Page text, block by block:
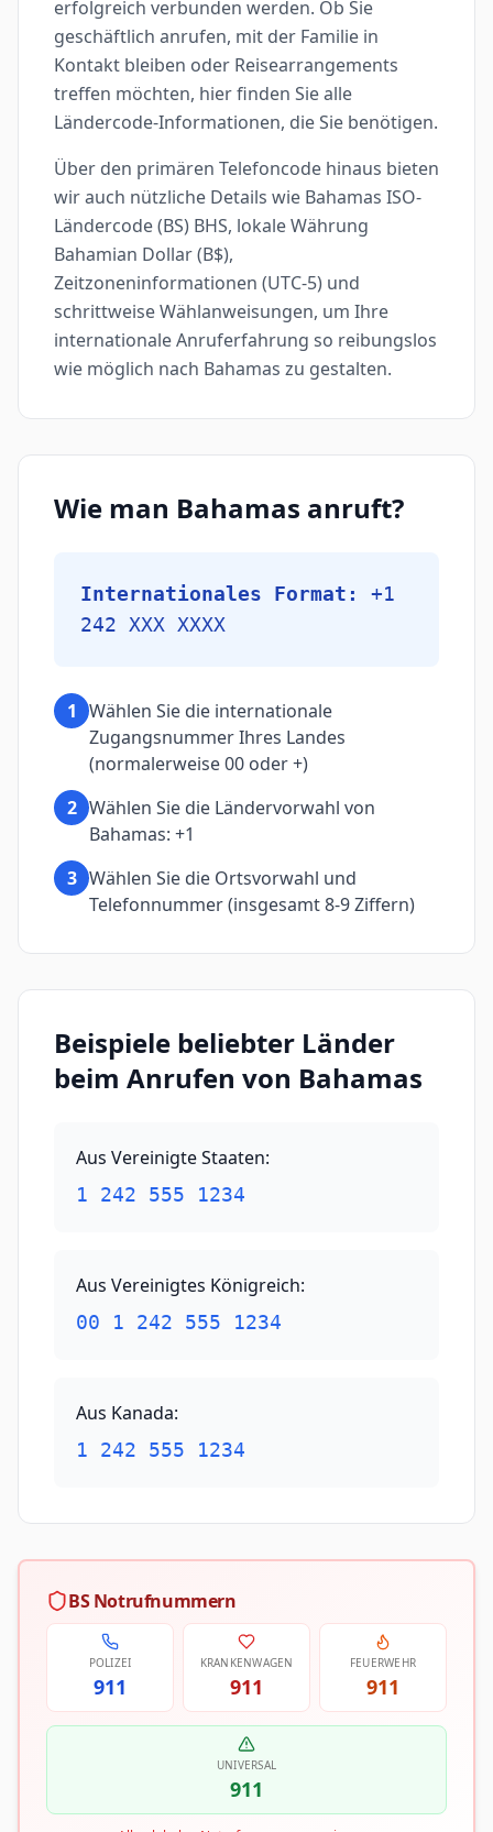
erfolgreich verbunden werden. Ob Sie
geschäftlich anrufen, mit der Familie in
Kontakt bleiben oder Reisearrangements
treffen möchten, hier finden Sie alle
Ländercode-Informationen, die Sie benötigen.
Über den primären Telefoncode hinaus bieten
wir auch nützliche Details wie Bahamas ISO-
Ländercode (BS) BHS, lokale Währung
Bahamian Dollar (B$),
Zeitzoneninformationen (UTC-5) und
schrittweise Wählanweisungen, um Ihre
internationale Anruferfahrung so reibungslos
wie möglich nach Bahamas zu gestalten.
Wie man Bahamas anruft?
Internationales Format:
+1
242 XXX XXXX
1 Wählen Sie die internationale
Zugangsnummer Ihres Landes
(normalerweise 00 oder +)
2 Wählen Sie die Ländervorwahl von
Bahamas: +1
3 Wählen Sie die Ortsvorwahl und
Telefonnummer (insgesamt 8-9 Ziffern)
Beispiele beliebter Länder
beim Anrufen von Bahamas
Aus Vereinigte Staaten:
1 242 555 1234
Aus Vereinigtes Königreich:
00 1 242 555 1234
Aus Kanada:
1 242 555 1234
BS Notrufnummern
POLIZEI
911
KRANKENWAGEN
911
FEUERWEHR
911
UNIVERSAL
911